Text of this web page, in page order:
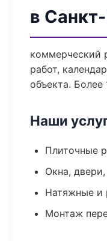
в
коммерческий
работ,
объекта. Более
Наши
Плиточные
Окна,
Натяжные и
Монтаж